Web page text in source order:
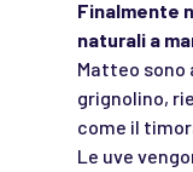
Finalmente
naturali a
Matteo sono
grignolino,
come il
Le uve